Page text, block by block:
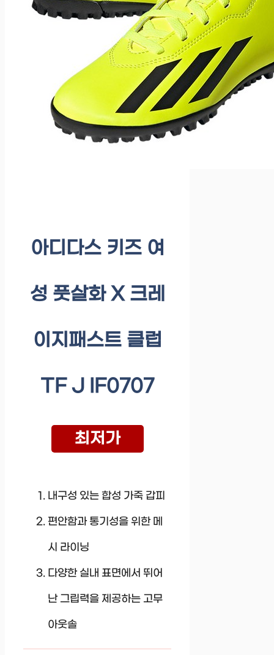
아디다스 키즈 여
성 풋살화 X 크레
이지패스트 클럽
TF J IF0707
최저가
내구성 있는 합성 가죽 갑피
편안함과 통기성을 위한 메
시 라이닝
다양한 실내 표면에서 뛰어
난 그립력을 제공하는 고무
아웃솔